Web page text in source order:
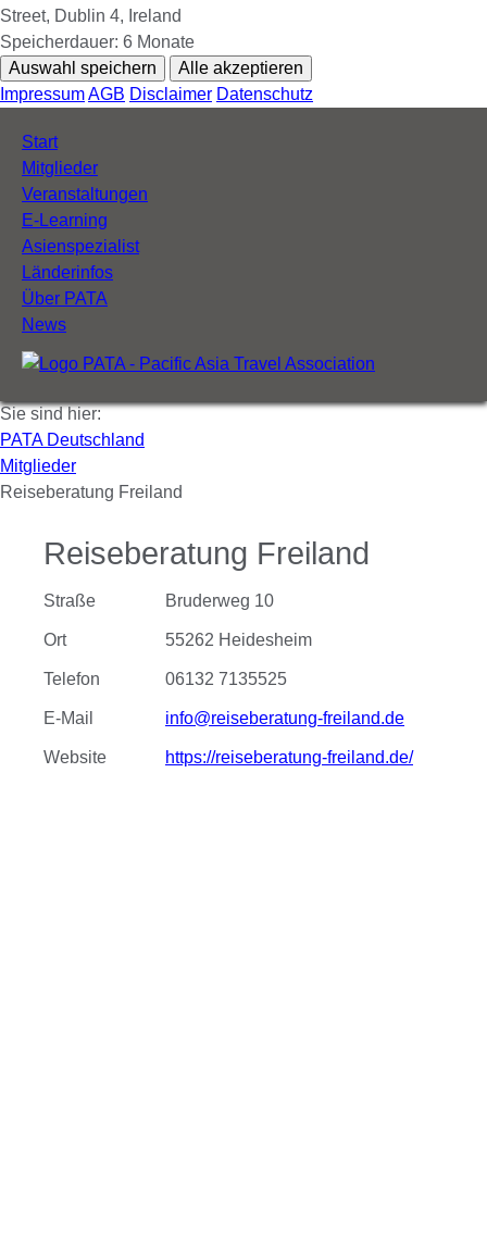
Street, Dublin 4, Ireland
Speicherdauer: 6 Monate
Auswahl speichern
Alle akzeptieren
ImpressumAGB Disclaimer Datenschutz
Navigation
überspringen
Start
Mitglieder
Veranstaltungen
E-Learning
Asienspezialist
Länderinfos
Über PATA
News
Sie sind hier:
PATA Deutschland
Mitglieder
Reiseberatung Freiland
Reiseberatung Freiland
Straße Bruderweg 10
Ort 55262 Heidesheim
Telefon 06132 7135525
E-Mail info@reiseberatung-freiland.de
Website https://reiseberatung-freiland.de/